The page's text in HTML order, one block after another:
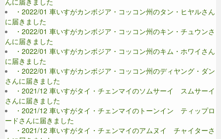
・2022/01 車いすがカンボジア・コッコン州のタン・ヒヤルさん
に届きました
・2022/01 車いすがカンボジア・コッコン州のキン・チュウンさ
んに届きました
・2022/01 車いすがカンボジア・コッコン州のキム・ホワイさん
に届きました
・2022/01 車いすがカンボジア・コッコン州のディヤング・ダン
さんに届きました
・2021/12 車いすがタイ・チェンマイのソムサーイ スムサーイ
さんに届きました
・2021/12 車いすがタイ・チェンマイのトーンイン ティップロ
ードさんに届きました
・2021/12 車いすがタイ・チェンマイのアムヌイ チャイターさ